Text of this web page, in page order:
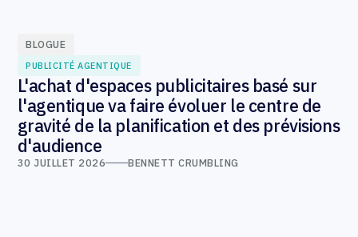
BLOGUE
PUBLICITÉ AGENTIQUE
L'achat d'espaces publicitaires basé sur
l'agentique va faire évoluer le centre de
gravité de la planification et des prévisions
d'audience
30 JUILLET 2026 BENNETT CRUMBLING